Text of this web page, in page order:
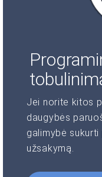
Jei norite kitos
daugybės
galimybė
užsakymą.